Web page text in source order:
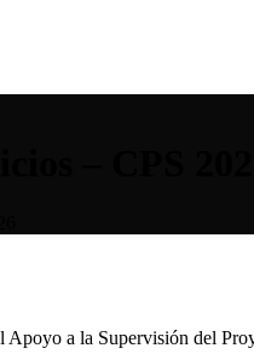
a la Supervisión del